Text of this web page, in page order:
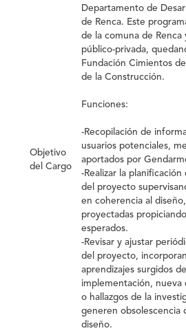
Objetivo
del Cargo
Departamento de
de Renca. Este
de la comuna de Renca
público-privada,
Fundación Cimientos
de la Construcción.
Funciones:
-Recopilación de
usuarios potenciales,
aportados por
-Realizar la
del proyecto
en coherencia al
proyectadas
esperados.
-Revisar y ajustar
del proyecto,
aprendizajes surgidos
implementación, nueva
o hallazgos de la
generen obsolescencia
diseño.